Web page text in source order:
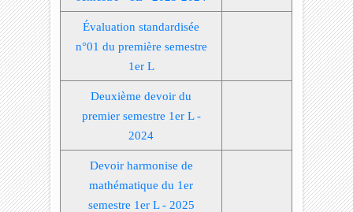
Évaluation standardisée
n°01 du première semestre
1er L
Deuxième devoir du
premier semestre 1er L -
2024
Devoir harmonise de
mathématique du 1er
semestre 1er L - 2025